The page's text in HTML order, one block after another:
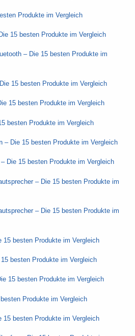
Produkte im Vergleich
15 besten Produkte im Vergleich
– Die 15 besten Produkte im
15 besten Produkte im Vergleich
15 besten Produkte im Vergleich
besten Produkte im Vergleich
– Die 15 besten Produkte im Vergleich
Die 15 besten Produkte im Vergleich
– Die 15 besten Produkte im
– Die 15 besten Produkte im
15 besten Produkte im Vergleich
besten Produkte im Vergleich
15 besten Produkte im Vergleich
Produkte im Vergleich
15 besten Produkte im Vergleich